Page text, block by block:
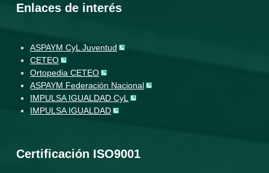
Enlaces de interés
ASPAYM CyL Juventud
CETEO
Ortopedia CETEO
ASPAYM Federación Nacional
IMPULSA IGUALDAD CyL
IMPULSA IGUALDAD
Certificación ISO9001